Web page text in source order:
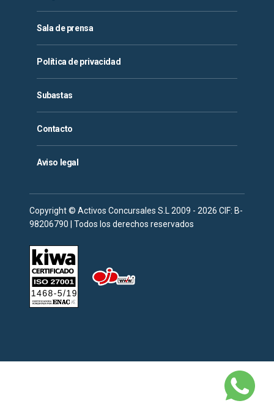
Sala de prensa
Política de privacidad
Subastas
Contacto
Aviso legal
Copyright © Activos Concursales S.L 2009 - 2026 CIF: B-
98206790 | Todos los derechos reservados